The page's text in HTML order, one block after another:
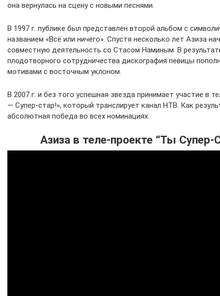
она вернулась на сцену с новыми песнями.
В 1997 г. публике был представлен второй альбом с
названием «Всё или ничего». Спустя несколько лет Азиза
совместную деятельность со Стасом Наминым. В
плодотворного сотрудничества дискография певицы
мотивами с восточным уклоном.
В 2007 г. и без того успешная звезда принимает участие в
— Супер-стар!», который транслирует канал НТВ. Как
абсолютная победа во всех номинациях.
Азиза в теле-проекте “Ты Супер-